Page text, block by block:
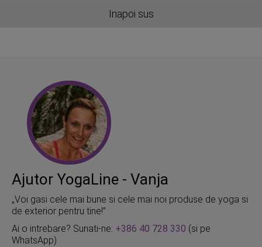
Inapoi sus
Ajutor YogaLine - Vanja
„Voi gasi cele mai bune si cele mai noi produse de yoga si
de exterior pentru tine!”
Ai o intrebare? Sunati-ne: +386 40 728 330 (si pe
WhatsApp)